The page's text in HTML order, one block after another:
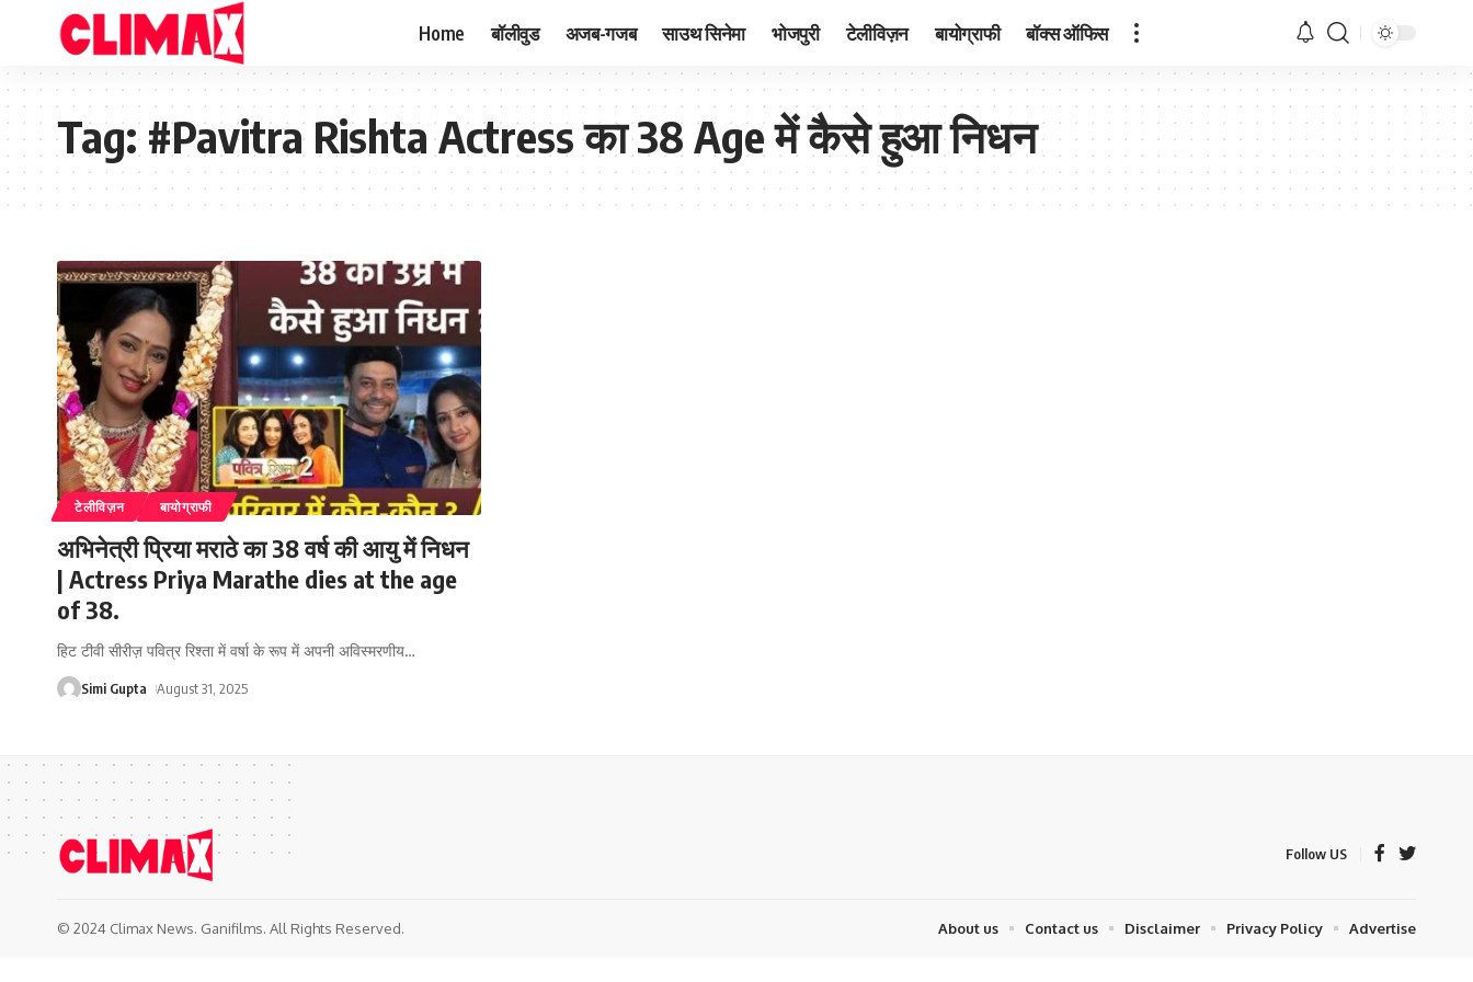
Home बॉलीवुड अजब-गजब साउथ सिनेमा भोजपुरी टेलीविज़न बायोग्राफी बॉक्स ऑफिस
Tag:#Pavitra Rishta Actress का 38 Age में कैसे हुआ निधन
टेलीविज़न बायोग्राफी
अभिनेत्री प्रिया मराठे का 38 वर्ष की आयु में निधन
| Actress Priya Marathe dies at the age
of 38.
हिट टीवी सीरीज़ पवित्र रिश्ता में वर्षा के रूप में अपनी अविस्मरणीय…
Simi Gupta August 31, 2025
Follow US
© 2024 Climax News. Ganifilms. All Rights Reserved. About us Contact us Disclaimer Privacy Policy Advertise